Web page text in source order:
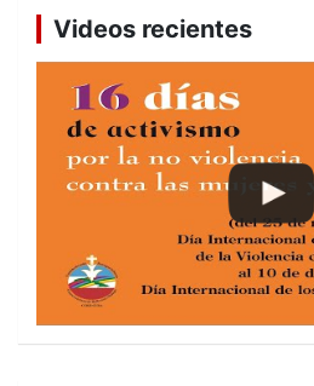
Videos recientes